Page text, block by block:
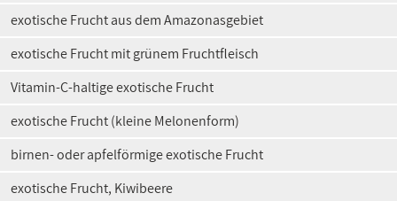
exotische Frucht aus dem Amazonasgebiet
exotische Frucht mit grünem Fruchtfleisch
Vitamin-C-haltige exotische Frucht
exotische Frucht (kleine Melonenform)
birnen- oder apfelförmige exotische Frucht
exotische Frucht, Kiwibeere